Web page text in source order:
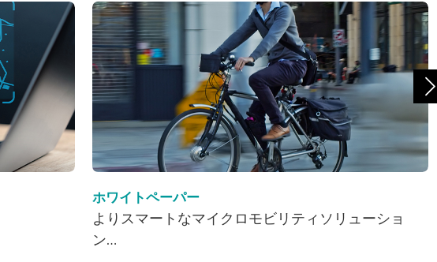
ホワイトペーパー
よりスマートなマイクロモビリティソリューショ
ン…